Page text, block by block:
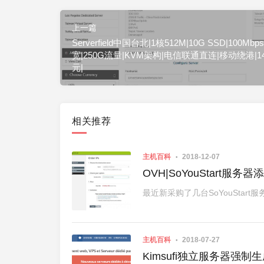
上一篇
Serverfield中国台北|1核512M|10G
宽|250G流量|KVM架构|电信联通直连|移动绕港
元|
相关推荐
主机百科 2018-12-07
OVH|SoYouStart服务器
最近新采购了几台SoYouStart
主机百科 2018-07-27
Kimsufi独立服务器强制